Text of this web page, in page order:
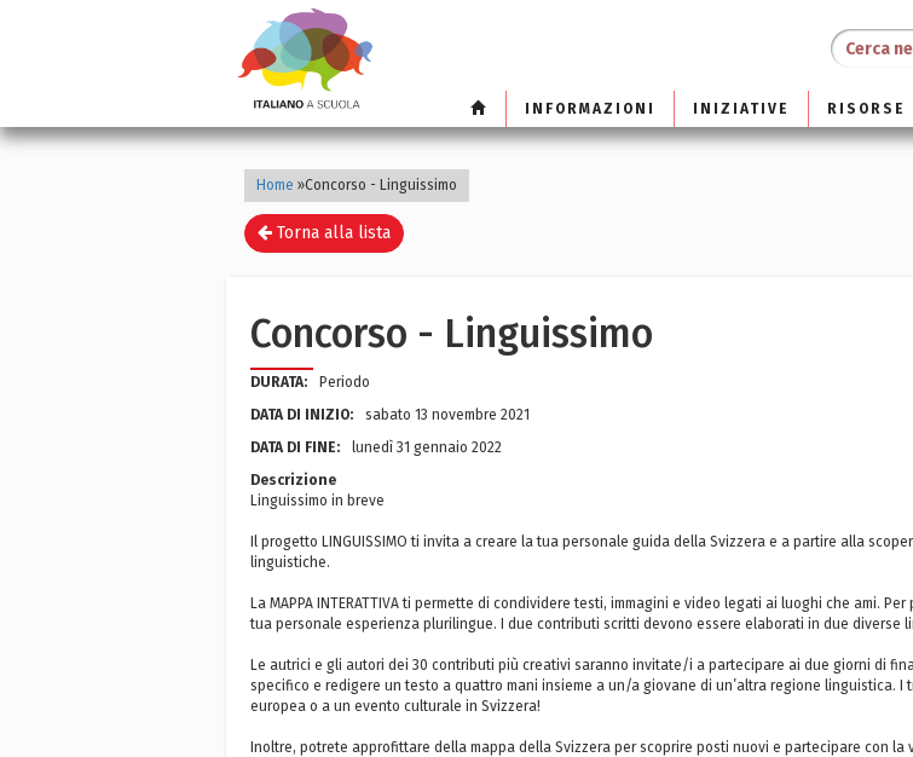
INFORMAZIONI INIZIATIVE RISORSE
Home »Concorso - Linguissimo
Torna alla lista
Concorso - Linguissimo
DURATA:
Periodo
DATA DI INIZIO:
sabato 13 novembre 2021
DATA DI FINE:
lunedì 31 gennaio 2022
Descrizione
Linguissimo in breve
Il progetto LINGUISSIMO ti invita a creare la tua personale guida della Svizzera e a partire alla
linguistiche.
La MAPPA INTERATTIVA ti permette di condividere testi, immagini e video legati ai luoghi che ami.
tua personale esperienza plurilingue. I due contributi scritti devono essere elaborati in due diverse
Le autrici e gli autori dei 30 contributi più creativi saranno invitate/i a partecipare ai due giorni di
specifico e redigere un testo a quattro mani insieme a un/a giovane di un’altra regione linguistica.
europea o a un evento culturale in Svizzera!
Inoltre, potrete approfittare della mappa della Svizzera per scoprire posti nuovi e partecipare con la